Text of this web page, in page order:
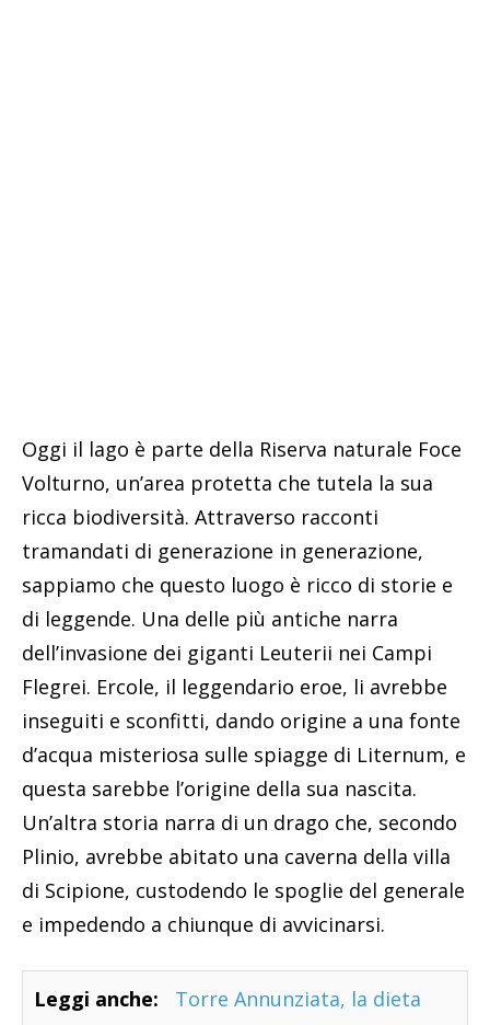
Oggi il lago è parte della Riserva naturale Foce
Volturno, un’area protetta che tutela la sua
ricca biodiversità. Attraverso racconti
tramandati di generazione in generazione,
sappiamo che questo luogo è ricco di storie e
di leggende. Una delle più antiche narra
dell’invasione dei giganti Leuterii nei Campi
Flegrei. Ercole, il leggendario eroe, li avrebbe
inseguiti e sconfitti, dando origine a una fonte
d’acqua misteriosa sulle spiagge di Liternum, e
questa sarebbe l’origine della sua nascita.
Un’altra storia narra di un drago che, secondo
Plinio, avrebbe abitato una caverna della villa
di Scipione, custodendo le spoglie del generale
e impedendo a chiunque di avvicinarsi.
Leggi anche:
Torre Annunziata, la dieta